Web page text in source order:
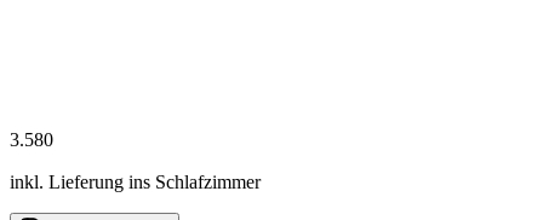
3.580
inkl. Lieferung ins Schlafzimmer